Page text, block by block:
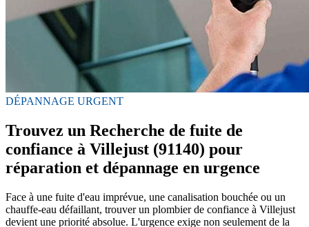
DÉPANNAGE URGENT
Trouvez un Recherche de fuite de
confiance à Villejust (91140) pour
réparation et dépannage en urgence
Face à une fuite d'eau imprévue, une canalisation bouchée ou un
chauffe-eau défaillant, trouver un plombier de confiance à Villejust
devient une priorité absolue. L'urgence exige non seulement de la